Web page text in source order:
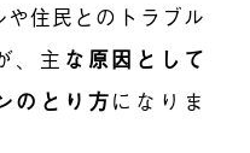
住民とのトラブル
、主 な原因として
のとり方になりま